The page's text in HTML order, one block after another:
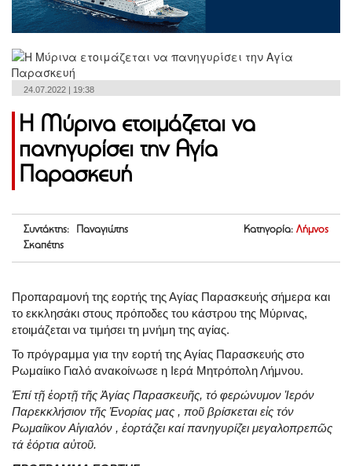
24.07.2022 | 19:38
Η Μύρινα ετοιμάζεται να
πανηγυρίσει την Αγία
Παρασκευή
Συντάκτης: Παναγιώτης
Σκαπέτης
Κατηγορία: Λήμνος
Προπαραμονή της εορτής της Αγίας Παρασκευής σήμερα και
το εκκλησάκι στους πρόποδες του κάστρου της Μύρινας,
ετοιμάζεται να τιμήσει τη μνήμη της αγίας.
Το πρόγραμμα για την εορτή της Αγίας Παρασκευής στο
Ρωμαίικο Γιαλό ανακοίνωσε η Ιερά Μητρόπολη Λήμνου.
Ἐπί τῇ ἑορτῇ τῆς Ἁγίας Παρασκευῆς, τό φερώνυμον Ἱερόν
Παρεκκλήσιον τῆς Ἐνορίας μας , ποῦ βρίσκεται εἰς τόν
Ρωμαίϊκον Αἰγιαλόν , ἑορτάζει καί πανηγυρίζει μεγαλοπρεπῶς
τά ἑόρτια αὐτοῦ.